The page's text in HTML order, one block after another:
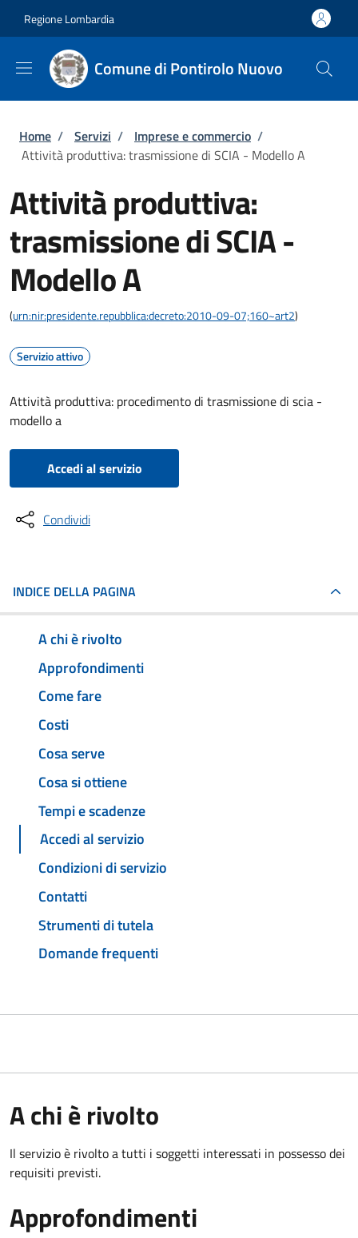
Regione Lombardia
Comune di Pontirolo Nuovo
Briciole di pane
Home / Servizi / Imprese e commercio /
Attività produttiva: trasmissione di SCIA - Modello A
Attività produttiva:
trasmissione di SCIA -
Modello A
(urn:nir:presidente.repubblica:decreto:2010-09-07;160~art2)
Servizio attivo
Attività produttiva: procedimento di trasmissione di scia -
modello a
Accedi al servizio
Condividi
INDICE DELLA PAGINA
A chi è rivolto
Approfondimenti
Come fare
Costi
Cosa serve
Cosa si ottiene
Tempi e scadenze
Accedi al servizio
Condizioni di servizio
Contatti
Strumenti di tutela
Domande frequenti
A chi è rivolto
Il servizio è rivolto a tutti i soggetti interessati in possesso dei
requisiti previsti.
Approfondimenti